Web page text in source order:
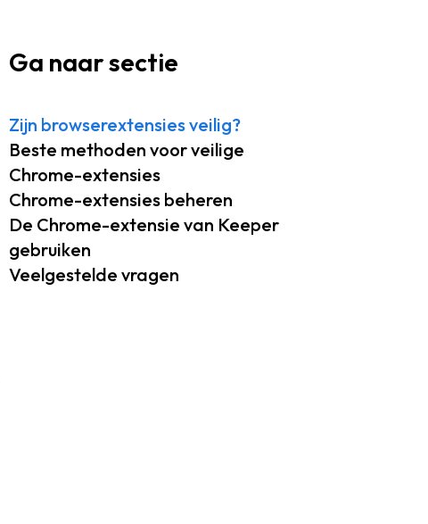
Ga naar sectie
Zijn browserextensies veilig?
Beste methoden voor veilige
Chrome-extensies
Chrome-extensies beheren
De Chrome-extensie van Keeper
gebruiken
Veelgestelde vragen